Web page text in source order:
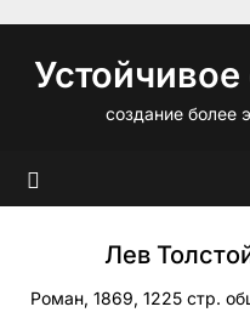
содержимому
Устойчивое
создание более
Лев
Роман, 1869, 1225 стр.